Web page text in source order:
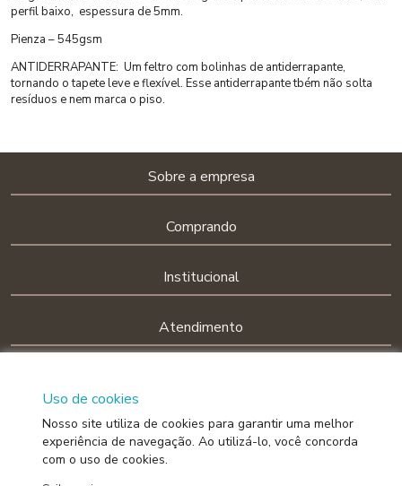
perfil baixo, espessura de 5mm.
Pienza – 545gsm
ANTIDERRAPANTE: Um feltro com bolinhas de antiderrapante,
tornando o tapete leve e flexível. Esse antiderrapante tbém não solta
resíduos e nem marca o piso.
Sobre a empresa
Comprando
Institucional
Atendimento
Uso de cookies
Nosso site utiliza de cookies para garantir uma melhor
experiência de navegação. Ao utilizá-lo, você concorda
com o uso de cookies.